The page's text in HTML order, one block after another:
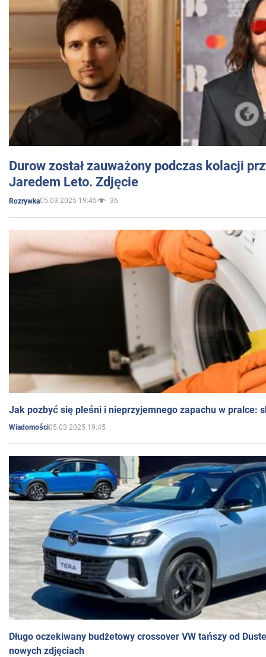
Durow został zauważony podczas kolacji
Jaredem Leto. Zdjęcie
Rozrywka05.03.2025 19:45 36
Jak pozbyć się pleśni i nieprzyjemnego zapachu w pralce:
Wiadomości05.03.2025 19:45
Długo oczekiwany budżetowy crossover VW tańszy od
nowych zdjęciach